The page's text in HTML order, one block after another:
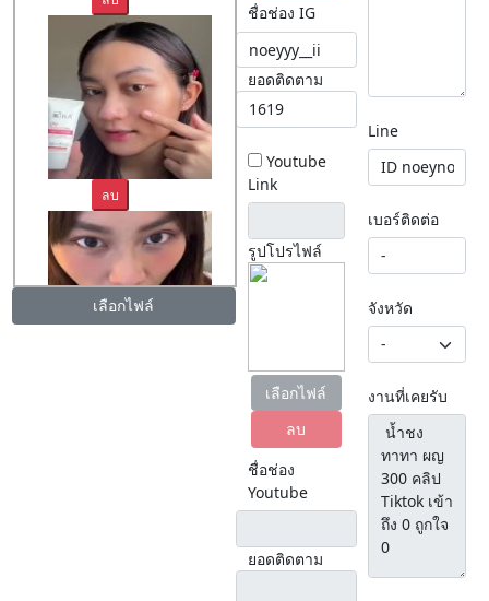
ลบ
เลือกไฟล์
ชื่อช่อง IG
ยอดติดตาม
Youtube
Link
รูปโปรไฟล์
เลือกไฟล์
ลบ
ชื่อช่อง
Youtube
ยอดติดตาม
Line
เบอร์ติดต่อ
จังหวัด
งานที่เคยรับ